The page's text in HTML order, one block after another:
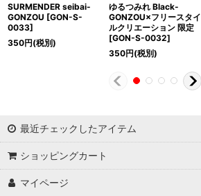
SURMENDER seibai-
GONZOU [GON-S-
0033]
350円(税別)
ゆるつみれ Black-
GONZOU×フリースタイ
ルクリエーション 限定
[GON-S-0032]
350円(税別)
最近チェックしたアイテム
ショッピングカート
マイページ